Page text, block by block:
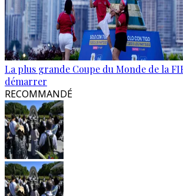
La plus grande Coupe du Monde de la
démarrer
RECOMMANDÉ